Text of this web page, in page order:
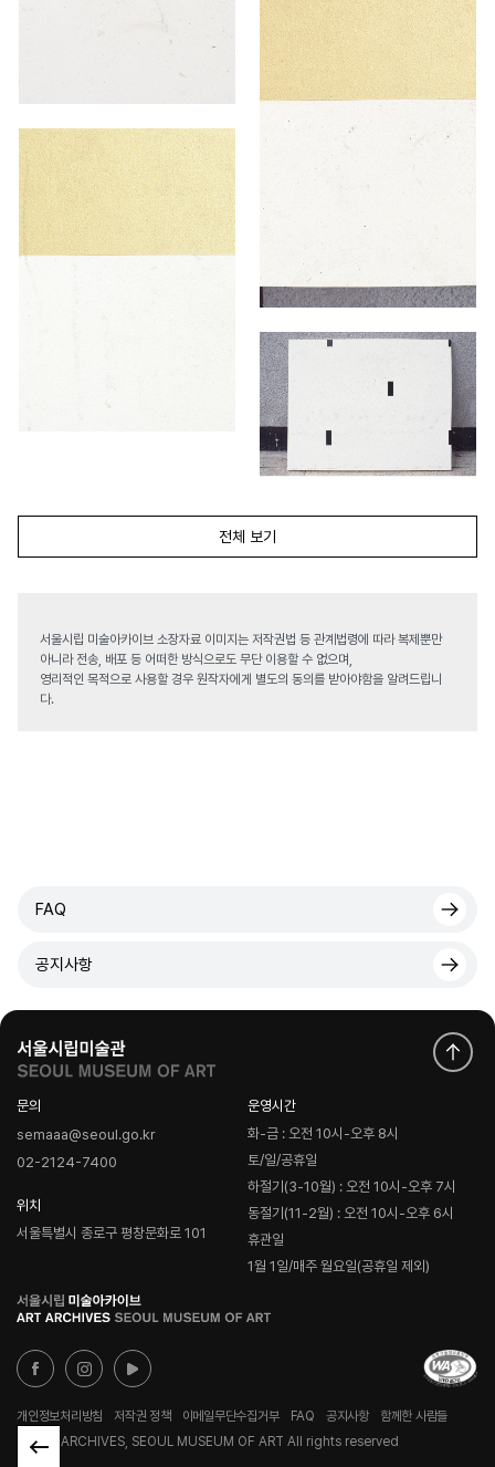
전체 보기
서울시립 미술아카이브 소장자료 이미지는 저작권법 등 관계법령에 따라 복제뿐만
아니라 전송, 배포 등 어떠한 방식으로도 무단 이용할 수 없으며,
영리적인 목적으로 사용할 경우 원작자에게 별도의 동의를 받아야함을 알려드립니
다.
FAQ
공지사항
문의
semaaa@seoul.go.kr
02-2124-7400
위치
서울특별시 종로구 평창문화로 101
운영시간
화-금 : 오전 10시-오후 8시
토/일/공휴일
하절기(3-10월) : 오전 10시-오후 7시
동절기(11-2월) : 오전 10시-오후 6시
휴관일
1월 1일/매주 월요일(공휴일 제외)
로
고
개인정보처리방침 저작권 정책 이메일무단수집거부 FAQ 공지사항
함께한 사람들
© ART ARCHIVES, SEOUL MUSEUM OF ART All rights reserved